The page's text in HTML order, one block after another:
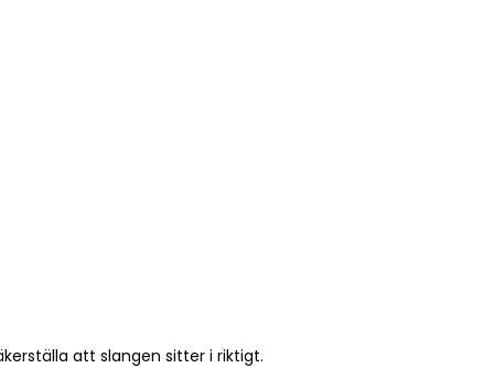
att slangen sitter i riktigt.